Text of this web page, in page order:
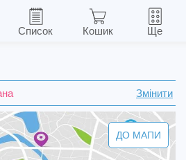
в/о 50 мг/12,5 мг №30 (10х3)
Змінити
ДО МАПИ
Список Кошик Ще